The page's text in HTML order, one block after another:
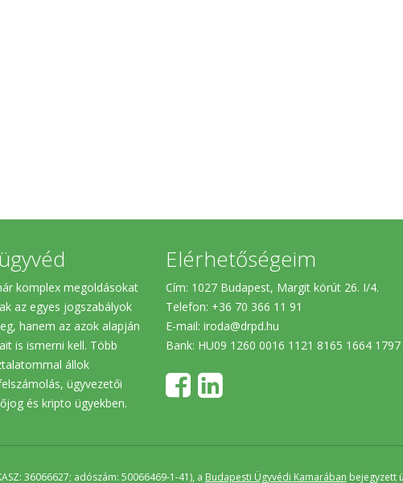
komplex megoldásokat
az egyes jogszabályok
hanem az azok alapján
is ismerni kell. Több
állok
ügyvezetői
és kripto ügyekben.
Elérhetőségeim
Cím: 1027 Budapest, Margit körút 26. I/4.
Telefon: +36 70 366 11 91
E-mail: iroda@drpd.hu​
Bank: HU09 1260 0016 1121 8165 1664 1797
36066627; adószám: 50066469-1-41), a Budapesti Ügyvédi Kamarában bejegyzett